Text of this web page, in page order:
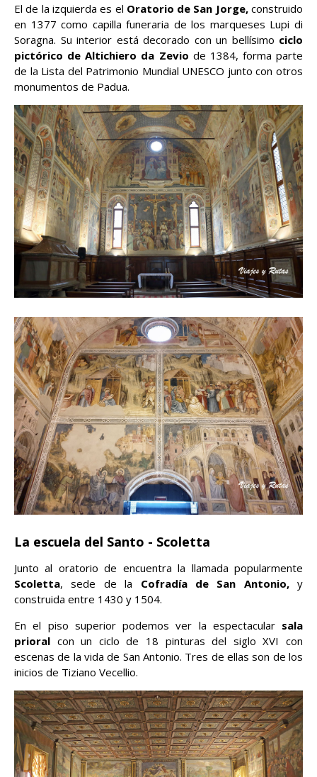
El de la izquierda es el Oratorio de San Jorge,construido
en 1377 como capilla funeraria de los marqueses Lupi di
Soragna. Su interior está decorado con un bellísimo ciclo
pictórico de Altichiero da Zevio de 1384, forma parte
de la Lista del Patrimonio Mundial UNESCO junto con otros
monumentos de Padua.
La escuela del Santo - Scoletta
Junto al oratorio de encuentra la llamada popularmente
Scoletta, sede de la Cofradía de San Antonio,y
construida entre 1430 y 1504.
En el piso superior podemos ver la espectacular sala
prioral con un ciclo de 18 pinturas del siglo XVI con
escenas de la vida de San Antonio. Tres de ellas son de los
inicios de Tiziano Vecellio.